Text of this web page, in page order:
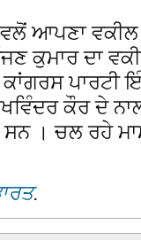
ਆਪਣਾ
ਕੁਮਾਰ ਦਾ
ਕਾਂਗਰਸ
ਕੌਰ ਦੇ
। ਚਲ ਰਹੇ
.